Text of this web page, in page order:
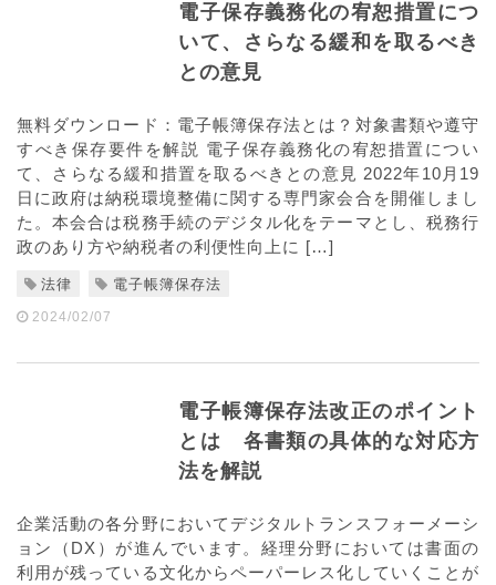
電子保存義務化の宥恕措置につ
いて、さらなる緩和を取るべき
との意見
無料ダウンロード：電子帳簿保存法とは？対象書類や遵守
すべき保存要件を解説 電子保存義務化の宥恕措置につい
て、さらなる緩和措置を取るべきとの意見 2022年10月19
日に政府は納税環境整備に関する専門家会合を開催しまし
た。本会合は税務手続のデジタル化をテーマとし、税務行
政のあり方や納税者の利便性向上に […]
法律 電子帳簿保存法
2024/02/07
電子帳簿保存法改正のポイント
とは 各書類の具体的な対応方
法を解説
企業活動の各分野においてデジタルトランスフォーメーシ
ョン（DX）が進んでいます。経理分野においては書面の
利用が残っている文化からペーパーレス化していくことが